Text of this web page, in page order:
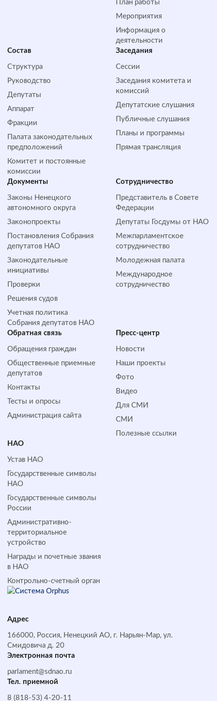
План работы
Мероприятия
Информация о
деятельности
Состав
Структура
Руководство
Депутаты
Аппарат
Фракции
Палата законодательных
предположений
Комитет и постоянные
комиссии
Заседания
Сессии
Заседания комитета и
комиссий
Депутатские слушания
Публичные слушания
Планы и программы
Прямая трансляция
Документы
Законы Ненецкого
автономного округа
Законопроекты
Постановления Собрания
депутатов НАО
Законодательные
инициативы
Проверки
Решения судов
Учетная политика
Собрания депутатов НАО
Сотрудничество
Представитель в Совете
Федерации
Депутаты Госдумы от НАО
Межпарламентское
сотрудничество
Молодежная палата
Международное
сотрудничество
Обратная cвязь
Обращения граждан
Общественные приемные
депутатов
Контакты
Тесты и опросы
Администрация сайта
Пресс-центр
Новости
Наши проекты
Фото
Видео
Для СМИ
СМИ
Полезные ссылки
НАО
Устав НАО
Государственные символы
НАО
Государственные символы
России
Административно-
территориальное
устройство
Награды и почетные звания
в НАО
Контрольно-счетный орган
Адрес
166000, Россия, Ненецкий АО, г. Нарьян-Мар, ул.
Смидовича д. 20
Электронная почта
parlament@sdnao.ru
Тел. приемной
8 (818-53) 4-20-11